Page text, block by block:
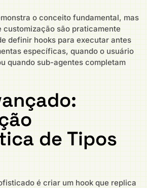
o conceito fundamental, mas
customização são praticamente
definir hooks para executar antes
específicas, quando o usuário
quando sub-agentes completam
de Tipos
é criar um hook que replica